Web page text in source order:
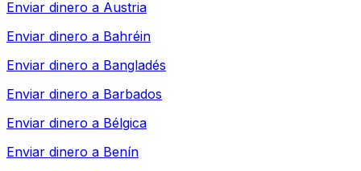
Enviar dinero a Austria
Enviar dinero a Bahréin
Enviar dinero a Bangladés
Enviar dinero a Barbados
Enviar dinero a Bélgica
Enviar dinero a Benín